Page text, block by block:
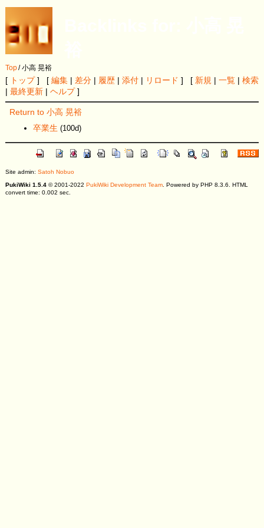
Top/ 小高 晃裕
[ トップ] [ 編集| 差分| 履歴| 添付| リロード ] [ 新規 | 一覧| 検索
| 最終更新| ヘルプ]
Return to 小高 晃裕
卒業生 (100d)
Site admin: Satoh Nobuo
PukiWiki 1.5.4© 2001-2022 PukiWiki Development Team. Powered by PHP 8.3.6. HTML
convert time: 0.002 sec.